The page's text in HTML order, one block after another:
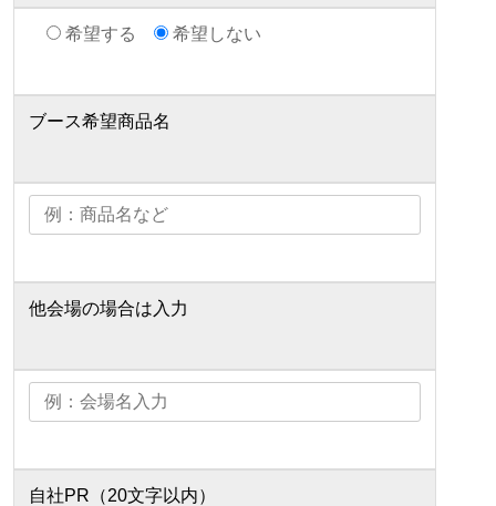
希望する 希望しない
ブース希望商品名
他会場の場合は入力
自社PR（20文字以内）